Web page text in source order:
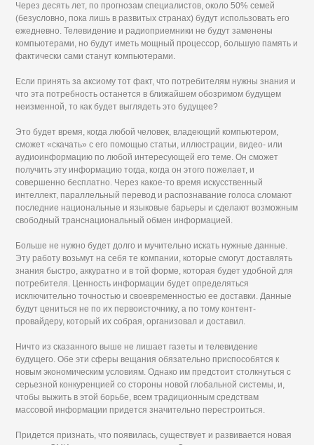
Через десять лет, по прогнозам специалистов, около 50% семей
(безусловно, пока лишь в развитых странах) будут использовать его
ежедневно. Телевидение и радиоприемники не будут заменены
компьютерами, но будут иметь мощный процессор, большую память и
фактически сами станут компьютерами.
Если принять за аксиому тот факт, что потребителям нужны знания и
что эта потребность останется в ближайшем обозримом будущем
неизменной, то как будет выглядеть это будущее?
Это будет время, когда любой человек, владеющий компьютером,
сможет «скачать» с его помощью статьи, иллюстрации, видео- или
аудиоинформацию по любой интересующей его теме. Он сможет
получить эту информацию тогда, когда он этого пожелает, и
совершенно бесплатно. Через какое-то время искусственный
интеллект, параллельный перевод и распознавание голоса сломают
последние национальные и языковые барьеры и сделают возможным
свободный транснациональный обмен информацией.
Больше не нужно будет долго и мучительно искать нужные данные.
Эту работу возьмут на себя те компании, которые смогут доставлять
знания быстро, аккуратно и в той форме, которая будет удобной для
потребителя. Ценность информации будет определяться
исключительно точностью и своевременностью ее доставки. Данные
будут цениться не по их первоисточнику, а по тому контент-
провайдеру, который их собрая, организовал и доставил.
Ничто из сказанного выше не лишает газеты и телевидение
будущего. Обе эти сферы вещания обязательно приспособятся к
новым экономическим условиям. Однако им предстоит столкнуться с
серьезной конкуренцией со стороны новой глобальной системы, и,
чтобы выжить в этой борьбе, всем традиционным средствам
массовой информации придется значительно перестроиться.
Придется признать, что появилась, существует и развивается новая